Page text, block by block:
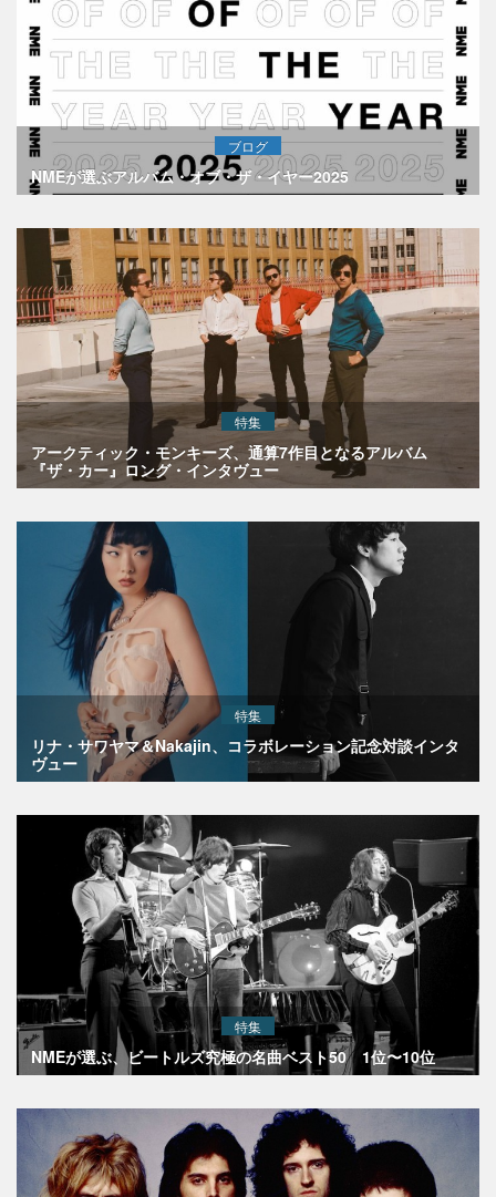
ブログ
NMEが選ぶアルバム・オブ・ザ・イヤー2025
特集
アークティック・モンキーズ、通算7作目となるアルバム
『ザ・カー』ロング・インタヴュー
特集
リナ・サワヤマ＆Nakajin、コラボレーション記念対談インタ
ヴュー
特集
NMEが選ぶ、ビートルズ究極の名曲ベスト50 1位〜10位